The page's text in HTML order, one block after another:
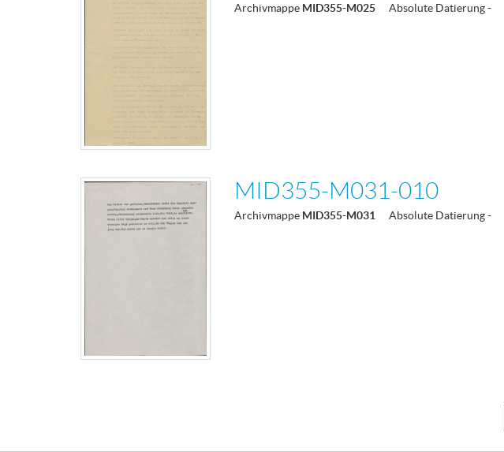
Archivmappe MID355-M025 Absolute Datierung-
MID355-M031-010
Archivmappe MID355-M031 Absolute Datierung-